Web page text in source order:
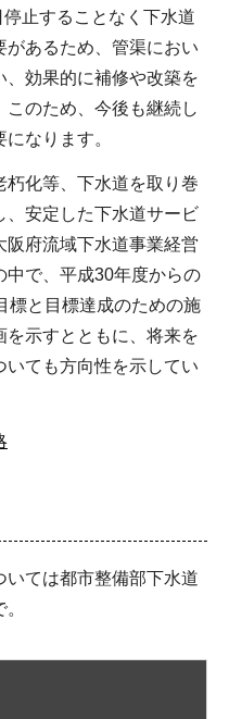
止することなく下水道
あるため、管渠におい
、効果的に補修や改築を
のため、今後も継続し
なります。
化等、下水道を取り巻
、安定した下水道サービ
阪府流域下水道事業経営
中で、平成30年度からの
標と目標達成のための施
示すとともに、将来を
いても方向性を示してい
ては都市整備部下水道